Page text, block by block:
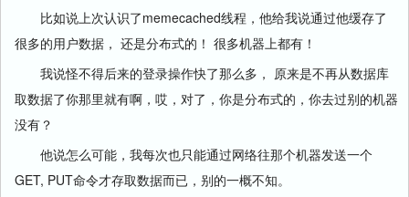
比如说上次认识了memecached线程，他给我说通过他缓存了
很多的用户数据， 还是分布式的！ 很多机器上都有！
我说怪不得后来的登录操作快了那么多， 原来是不再从数据库
取数据了你那里就有啊，哎，对了，你是分布式的，你去过别的机器
没有？
他说怎么可能，我每次也只能通过网络往那个机器发送一个
GET, PUT命令才存取数据而已，别的一概不知。